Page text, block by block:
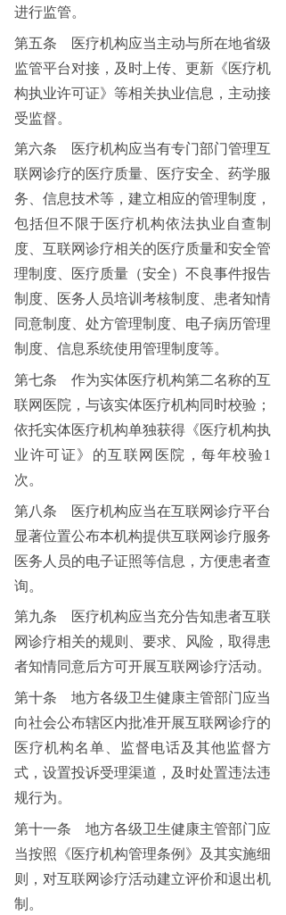
进行监管。
第五条 医疗机构应当主动与所在地省级
监管平台对接，及时上传、更新《医疗机
构执业许可证》等相关执业信息，主动接
受监督。
第六条 医疗机构应当有专门部门管理互
联网诊疗的医疗质量、医疗安全、药学服
务、信息技术等，建立相应的管理制度，
包括但不限于医疗机构依法执业自查制
度、互联网诊疗相关的医疗质量和安全管
理制度、医疗质量（安全）不良事件报告
制度、医务人员培训考核制度、患者知情
同意制度、处方管理制度、电子病历管理
制度、信息系统使用管理制度等。
第七条 作为实体医疗机构第二名称的互
联网医院，与该实体医疗机构同时校验；
依托实体医疗机构单独获得《医疗机构执
业许可证》的互联网医院，每年校验1
次。
第八条 医疗机构应当在互联网诊疗平台
显著位置公布本机构提供互联网诊疗服务
医务人员的电子证照等信息，方便患者查
询。
第九条 医疗机构应当充分告知患者互联
网诊疗相关的规则、要求、风险，取得患
者知情同意后方可开展互联网诊疗活动。
第十条 地方各级卫生健康主管部门应当
向社会公布辖区内批准开展互联网诊疗的
医疗机构名单、监督电话及其他监督方
式，设置投诉受理渠道，及时处置违法违
规行为。
第十一条 地方各级卫生健康主管部门应
当按照《医疗机构管理条例》及其实施细
则，对互联网诊疗活动建立评价和退出机
制。